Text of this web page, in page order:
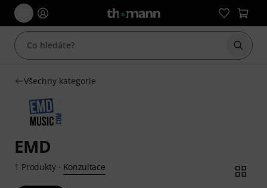
Začít
Všechny kategorie
EMD
1 Produkty· Konzultace